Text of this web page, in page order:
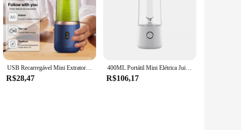
USB Recarregável Mini Extrator de Copo Juicer, Liquidificador Portátil para Shakes, Motor Poderoso, Viagem, 400ml, 6
R$28,47
400ML Portátil Mini Elétrica Juicer Cup Smoothie Blender USB Juicers Recarregáveis Processador De Alimentos Fruit Mixer máquina de suco
R$106,17